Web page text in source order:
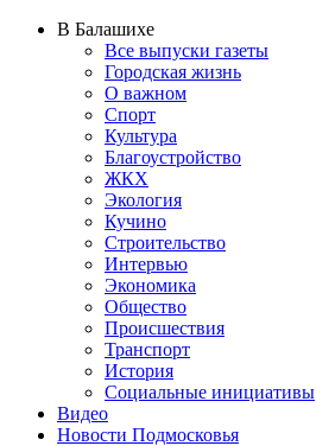
В Балашихе
Все выпуски газеты
Городская жизнь
О важном
Спорт
Культура
Благоустройство
ЖКХ
Экология
Кучино
Строительство
Интервью
Экономика
Общество
Происшествия
Транспорт
История
Социальные инициативы
Видео
Новости Подмосковья